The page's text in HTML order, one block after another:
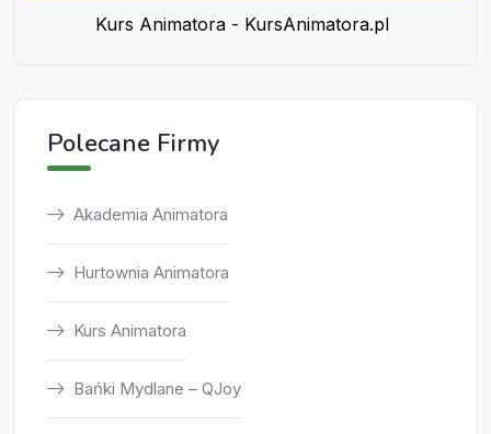
Kurs Animatora - KursAnimatora.pl
Polecane Firmy
Akademia Animatora
Hurtownia Animatora
Kurs Animatora
Bańki Mydlane – QJoy